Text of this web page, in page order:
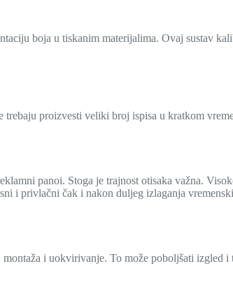
boja u tiskanim materijalima. Ovaj sustav
proizvesti veliki broj ispisa u kratkom
panoi. Stoga je trajnost otisaka važna.
i privlačni čak i nakon duljeg izlaganja
i uokvirivanje. To može poboljšati izgled